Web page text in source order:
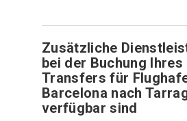
Zusätzliche
bei der Buchung
Transfers für
Barcelona nach
verfügbar sind